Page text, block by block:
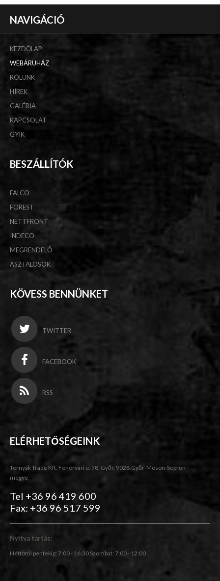
NAVIGÁCIÓ
KEZDŐLAP
WEBÁRUHÁZ
RÓLUNK
HÍREK
GALÉRIA
KAPCSOLAT
GYIK
BESZÁLLÍTÓK
FALCO
FOREST
NETTFRONT
INDECO
MEGRENDELŐ
ASZTALOSOK
KÖVESS BENNÜNKET
TWITTER
FACEBOOK
RSS
ELÉRHETŐSÉGEINK
Ternyák Trade Kft, Fehérvári u. 78. Győr, 9028,Győr-Moson-Sopron
megye
Tel +36 96 419 600
Fax: +36 96 517 599
Nyitva tartás:
Hétfőtől péntekig: 7:00 - 16:30 Szombat: 7:00 - 12:00